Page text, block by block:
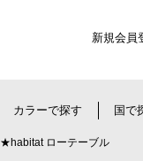
新規会員
カラーで探す 国で
★habitat ローテーブル